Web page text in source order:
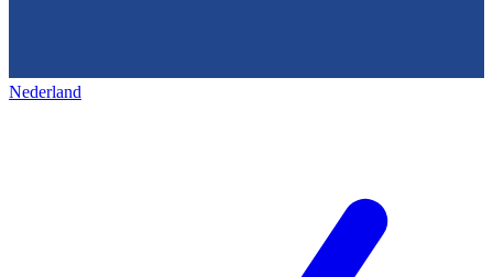
Nederland